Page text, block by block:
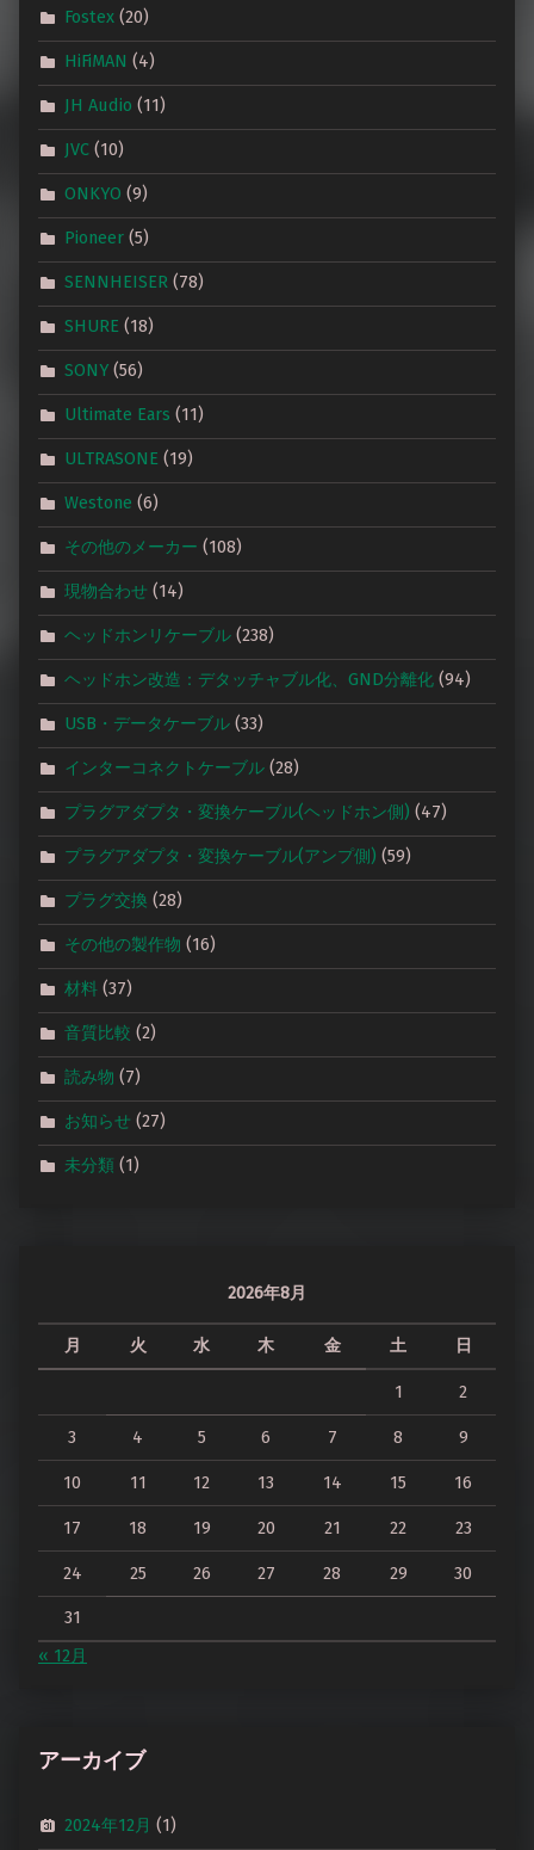
Fostex (20)
HiFiMAN (4)
JH Audio (11)
JVC (10)
ONKYO (9)
Pioneer (5)
SENNHEISER (78)
SHURE (18)
SONY (56)
Ultimate Ears (11)
ULTRASONE (19)
Westone (6)
その他のメーカー (108)
現物合わせ (14)
ヘッドホンリケーブル (238)
ヘッドホン改造：デタッチャブル化、GND分離化 (94)
USB・データケーブル (33)
インターコネクトケーブル (28)
プラグアダプタ・変換ケーブル(ヘッドホン側) (47)
プラグアダプタ・変換ケーブル(アンプ側) (59)
プラグ交換 (28)
その他の製作物 (16)
材料 (37)
音質比較 (2)
読み物 (7)
お知らせ (27)
未分類 (1)
2026年8月
月 火 水 木 金 土 日
1 2
3 4 5 6 7 8 9
10 11 12 13 14 15 16
17 18 19 20 21 22 23
24 25 26 27 28 29 30
31
« 12月
アーカイブ
2024年12月 (1)